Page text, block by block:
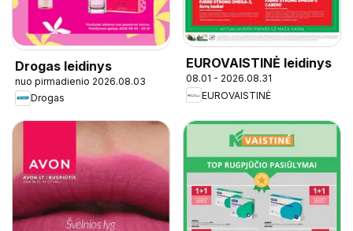
Drogas leidinys
nuo pirmadienio 2026.08.03
Drogas
EUROVAISTINĖ leidinys
08.01 - 2026.08.31
EUROVAISTINĖ